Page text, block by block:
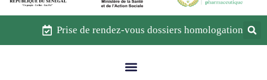
Prise de rendez-vous dossiers homologation